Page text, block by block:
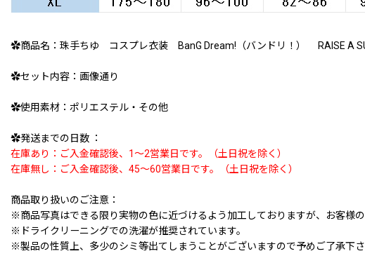
✿商品名：珠手ちゆ コスプレ衣装 BanG Dream!（バンドリ！） RAISE A
✿セット内容：画像通り
✿使用素材：ポリエステル・その他
✿発送までの日数 ：
在庫あり：ご入金確認後、1〜2営業日です。（土日祝を除く）
在庫無し：ご入金確認後、45〜60営業日です。（土日祝を除く）
商品取り扱いのご注意：
※商品写真はできる限り実物の色に近づけるよう加工しておりますが、お客様
※ドライクリーニングでの洗濯が推奨されています。
※製品の性質上、多少のシミ等出てしまうことがございますので予めご了承下